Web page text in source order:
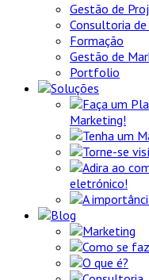
Gestão de
Consultoria
Formação
Gestão de
Portfolio
Soluções
Faça um
Marketing!
Tenha um
Torne-se
Adira ao
eletrónico!
A
Blog
Marketing
Como se
O que é?